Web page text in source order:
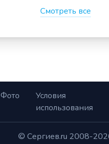
Смотреть все
Фото
Условия
использования
© Сергиев.ru 2008-